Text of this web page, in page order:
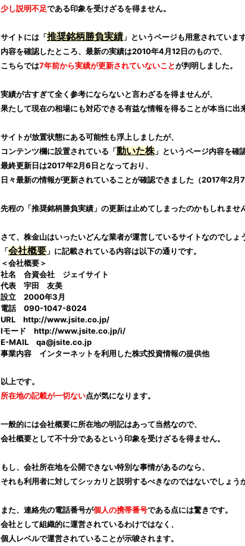
少し説明不足である印象を受けざるを得ません。
サイトには「推奨銘柄勝負実績 」というページも用意されていま
内容を確認したところ、最新の実績は2010年4月12日のもので、
こちらでは7年前から実績が更新されていないことが判明しました。
実績が古すぎて全く参考にならないと言わざるを得ませんが、
果たして現在の相場にも対応できる有益な情報を得ることが本当に出
サイトが放置状態にある可能性も浮上しましたが、
コンテンツ欄に設置されている「動いた株 」というページ内容を確
最終更新日は2017年2月6日となっており、
日々最新の情報が更新されていることが確認できました（2017年2月
先程の「推奨銘柄勝負実績」の更新は止めてしまったのかもしれませ
さて、 株金山はいったいどんな業者が運営しているサイトなのでしょ
「会社概要 」に記載されている内容は以下の通りです。
＜会社概要＞
社名 合資会社 ジェイサイト
代表 宇田 友美
設立 2000年3月
電話 090-1047-8024
URL http://www.jsite.co.jp/
Iモード http://www.jsite.co.jp/i/
E-MAIL qa@jsite.co.jp
事業内容 インターネットを利用した株式投資情報の提供他
以上です。
所在地の記載が一切ない点が気になります。
一般的には会社概要に所在地の明記はあって当然なので、
会社概要として不十分であるという印象を受けざるを得ません。
もし、会社所在地を公開できない特別な事情があるのなら、
それも利用者に対してシッカリと説明するべきなのではないでしょう
また、連絡先の電話番号が個人の携帯番号である点には驚きです。
会社として組織的に運営されているわけではなく、
個人レベルで運営されていることが示唆されます。